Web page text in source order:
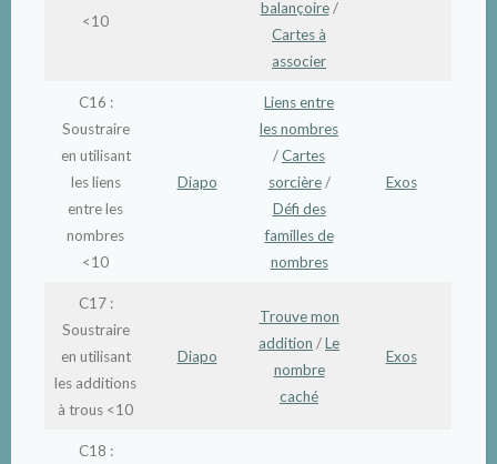
<10
balançoire/
Cartes à
associer
C16 :
Soustraire
en utilisant
les liens
entre les
nombres
<10
Diapo
Liens entre
les nombres
/Cartes
sorcière/
Défi des
familles de
nombres
Exos
C17 :
Soustraire
en utilisant
les additions
à trous <10
Diapo
Trouve mon
addition /Le
nombre
caché
Exos
C18 :